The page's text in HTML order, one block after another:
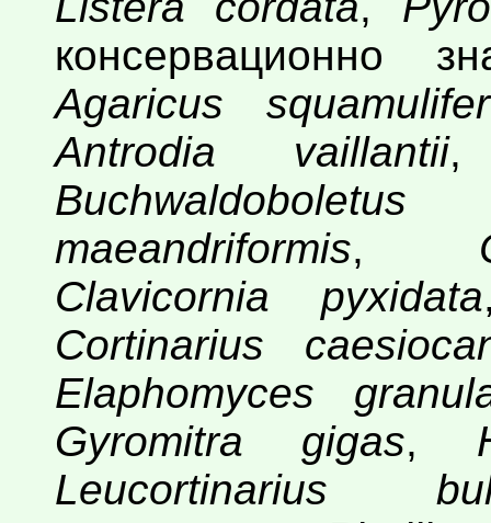
консервационно
Agaricus squamulifer
Antrodia vaillantii
Buchwaldoboletus
maeandriformis,
Clavicornia pyxidata
Cortinarius
Elaphomyces
Gyromitra gigas,
Leucortinarius